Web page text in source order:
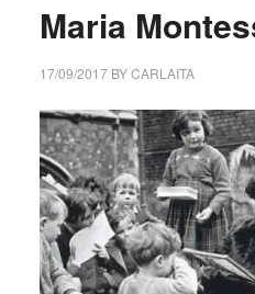
Maria
17/09/2017BYCARLAITA